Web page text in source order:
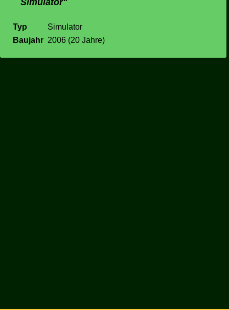
Simulator"
Typ
Simulator
Baujahr 2006 (20 Jahre)